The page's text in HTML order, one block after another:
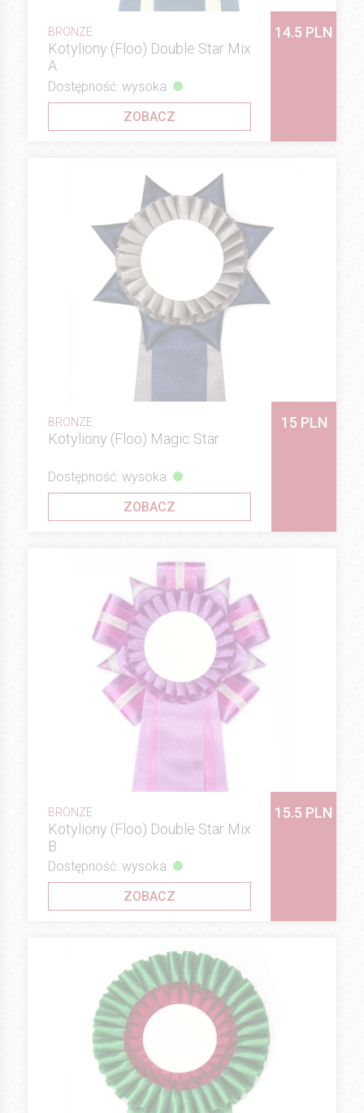
BRONZE
Kotyliony (Floo) Double Star Mix
A
14.5 PLN
Dostępność: wysoka
ZOBACZ
BRONZE
Kotyliony (Floo) Magic Star
15 PLN
Dostępność: wysoka
ZOBACZ
BRONZE
Kotyliony (Floo) Double Star Mix
B
15.5 PLN
Dostępność: wysoka
ZOBACZ